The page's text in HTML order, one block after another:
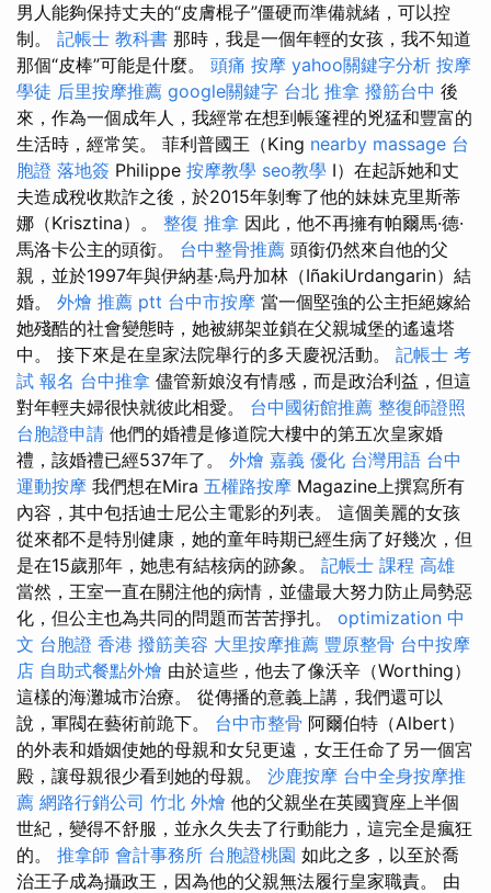
男人能夠保持丈夫的“皮膚棍子”僵硬而準備就緒，可以控
制。 記帳士 教科書 那時，我是一個年輕的女孩，我不知道
那個“皮棒”可能是什麼。 頭痛 按摩 yahoo關鍵字分析 按摩
學徒 后里按摩推薦 google關鍵字 台北 推拿 撥筋台中 後
來，作為一個成年人，我經常在想到帳篷裡的兇猛和豐富的
生活時，經常笑。 菲利普國王（King nearby massage 台
胞證 落地簽 Philippe 按摩教學 seo教學 I）在起訴她和丈
夫造成稅收欺詐之後，於2015年剝奪了他的妹妹克里斯蒂
娜（Krisztina）。 整復 推拿 因此，他不再擁有帕爾馬·德·
馬洛卡公主的頭銜。 台中整骨推薦 頭銜仍然來自他的父
親，並於1997年與伊納基·烏丹加林（IñakiUrdangarin）結
婚。 外燴 推薦 ptt 台中市按摩 當一個堅強的公主拒絕嫁給
她殘酷的社會變態時，她被綁架並鎖在父親城堡的遙遠塔
中。 接下來是在皇家法院舉行的多天慶祝活動。 記帳士 考
試 報名 台中推拿 儘管新娘沒有情感，而是政治利益，但這
對年輕夫婦很快就彼此相愛。 台中國術館推薦 整復師證照
台胞證申請 他們的婚禮是修道院大樓中的第五次皇家婚
禮，該婚禮已經537年了。 外燴 嘉義 優化 台灣用語 台中
運動按摩 我們想在Mira 五權路按摩 Magazine上撰寫所有
內容，其中包括迪士尼公主電影的列表。 這個美麗的女孩
從來都不是特別健康，她的童年時期已經生病了好幾次，但
是在15歲那年，她患有結核病的跡象。 記帳士 課程 高雄
當然，王室一直在關注他的病情，並儘最大努力防止局勢惡
化，但公主也為共同的問題而苦苦掙扎。 optimization 中
文 台胞證 香港 撥筋美容 大里按摩推薦 豐原整骨 台中按摩
店 自助式餐點外燴 由於這些，他去了像沃辛（Worthing）
這樣的海灘城市治療。 從傳播的意義上講，我們還可以
說，軍閥在藝術前跪下。 台中市整骨 阿爾伯特（Albert）
的外表和婚姻使她的母親和女兒更遠，女王任命了另一個宮
殿，讓母親很少看到她的母親。 沙鹿按摩 台中全身按摩推
薦 網路行銷公司 竹北 外燴 他的父親坐在英國寶座上半個
世紀，變得不舒服，並永久失去了行動能力，這完全是瘋狂
的。 推拿師 會計事務所 台胞證桃園 如此之多，以至於喬
治王子成為攝政王，因為他的父親無法履行皇家職責。 由